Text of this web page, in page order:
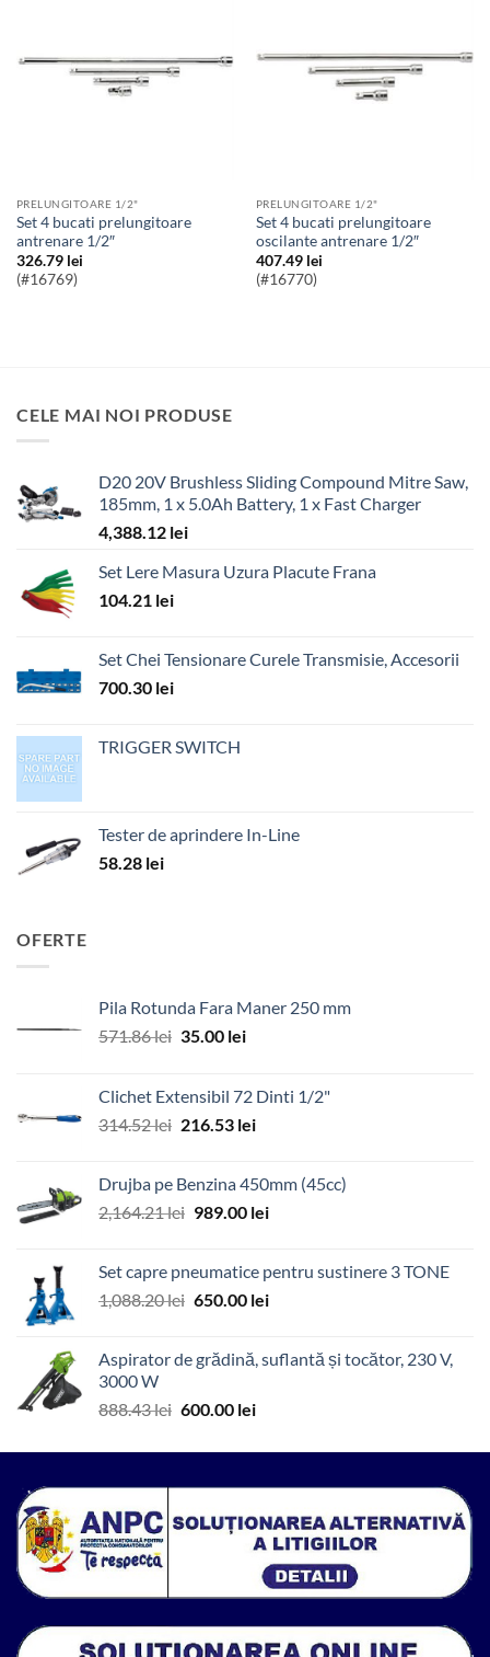
PRELUNGITOARE 1/2"
Set 4 bucati prelungitoare
antrenare 1/2″
326.79 lei
(#16769)
PRELUNGITOARE 1/2"
Set 4 bucati prelungitoare
oscilante antrenare 1/2″
407.49 lei
(#16770)
CELE MAI NOI PRODUSE
D20 20V Brushless Sliding Compound Mitre Saw,
185mm, 1 x 5.0Ah Battery, 1 x Fast Charger
4,388.12 lei
Set Lere Masura Uzura Placute Frana
104.21 lei
Set Chei Tensionare Curele Transmisie, Accesorii
700.30 lei
TRIGGER SWITCH
Tester de aprindere In-Line
58.28 lei
OFERTE
Pila Rotunda Fara Maner 250 mm
571.86lei Prețul
fost:
571.86 lei.
35.00 leiPrețul
35.00 lei.
Clichet Extensibil 72 Dinti 1/2"
314.52lei Prețul
fost:
314.52 lei.
216.53 leiPrețul
216.53 lei.
Drujba pe Benzina 450mm (45cc)
2,164.21lei Prețul
fost:
2,164.21 lei.
989.00 leiPrețul
989.00 lei.
Set capre pneumatice pentru sustinere 3 TONE
1,088.20lei Prețul
fost:
650.00 leiPrețul
650.00 lei.
Aspirator de grădină, suflantă și tocător, 230 V,
3000 W
888.43lei Prețul
a
600.00 leiPrețul
este: